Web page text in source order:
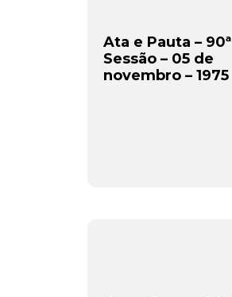
Ata e Pauta – 90ª
Sessão – 05 de
novembro – 1975